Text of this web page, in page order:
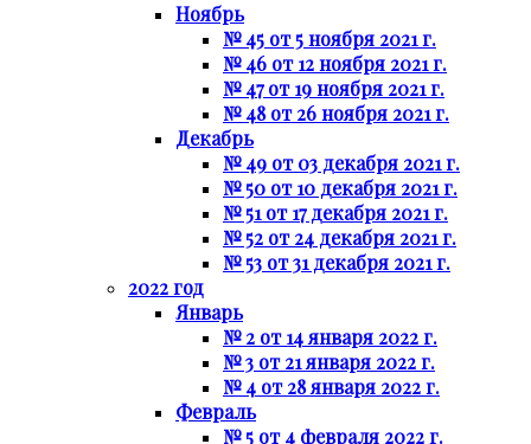
Ноябрь
№ 45 от 5 ноября 2021 г.
№ 46 от 12 ноября 2021 г.
№ 47 от 19 ноября 2021 г.
№ 48 от 26 ноября 2021 г.
Декабрь
№ 49 от 03 декабря 2021 г.
№ 50 от 10 декабря 2021 г.
№ 51 от 17 декабря 2021 г.
№ 52 от 24 декабря 2021 г.
№ 53 от 31 декабря 2021 г.
2022 год
Январь
№ 2 от 14 января 2022 г.
№ 3 от 21 января 2022 г.
№ 4 от 28 января 2022 г.
Февраль
№ 5 от 4 февраля 2022 г.